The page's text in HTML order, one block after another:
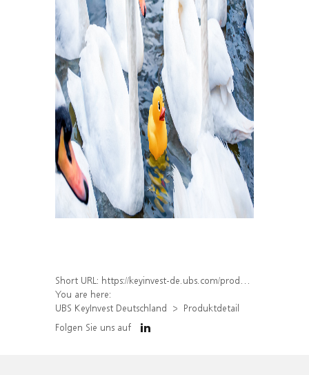
Short URL: https://keyinvest-de.ubs.com/produkt/detail/index/isin/DE000WA8S537
You are here:
UBS KeyInvest Deutschland
Produktdetail
Folgen Sie uns auf